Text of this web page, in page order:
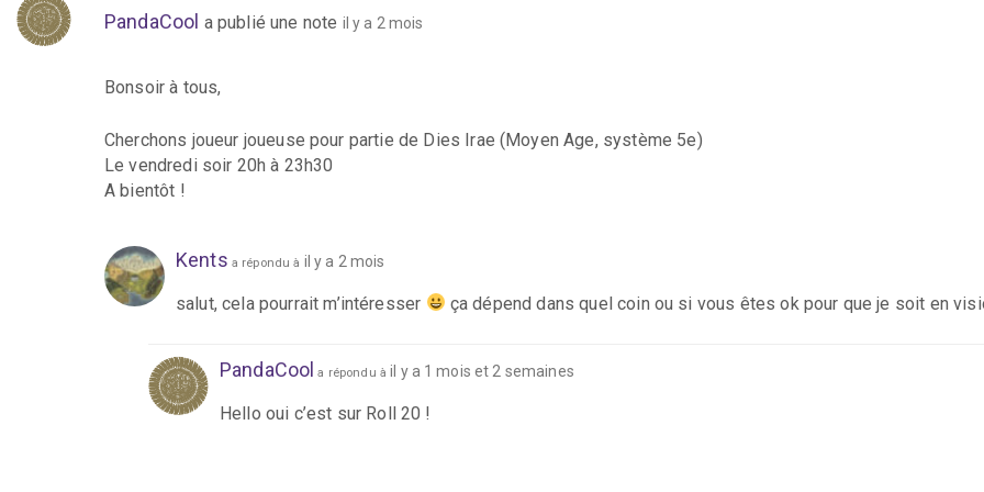
PandaCool a publié une note il y a 2 mois
Bonsoir à tous,
Cherchons joueur joueuse pour partie de Dies Irae (Moyen Age, système 5e)
Le vendredi soir 20h à 23h30
A bientôt !
Kents a répondu à il y a 2 mois
salut, cela pourrait m’intéresser ça dépend dans quel coin ou si vous êtes ok pour que je soit en
PandaCool a répondu àil y a 1 mois et 2 semaines
Hello oui c’est sur Roll 20 !